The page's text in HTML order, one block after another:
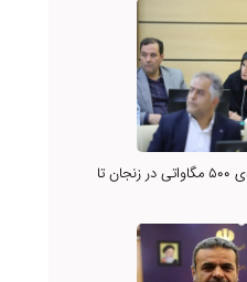
بهره‌برداری از نیروگاه خورشیدی ۵۰۰ مگاواتی در زنجان تا